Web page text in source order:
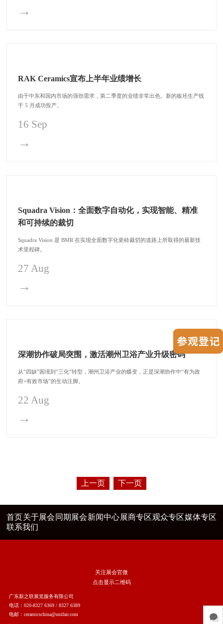
→
RAK Ceramics宣布上半年业绩增长
由于中东和国内市场的强劲需求，第二季度的业绩非常出色。新的板坯生产线
于 5 月成功投产。
16 Sep
→
Squadra Vision：全面数字自动化，实现智能、精准
和可持续的裁切
Squadra Vision 是 BMR 在实现全面数字化瓷砖裁切的道路上所取得的最新技
术里程碑。
27 Aug
→
深潮协作破局突围，激活潮州卫浴产业升级密码
从“四缺”困境到“三化”转型，潮州卫浴产业的蝶变，正是深潮协作中“有为政
府+有效市场”的生动注脚。
22 Aug
→
上一页 下一页
首页关于展会 同期展会新闻中心展商专区观众专区媒体专区
联系我们
关注展会官微
点击显示二维码
广东新之联展览服务有限公司
电话：020-8327 6369 / 8327 6389
电邮：ceramicschina@unifair.com